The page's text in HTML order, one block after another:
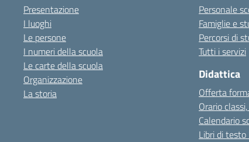
Presentazione
I luoghi
Le persone
I numeri della scuola
Le carte della scuola
Organizzazione
La storia
Personale
Famiglie e
Percorsi di
Tutti i servizi
Didattica
Offerta
Orario
Calendario
Libri di